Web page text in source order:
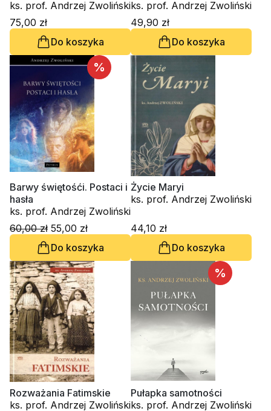
ks. prof. Andrzej Zwoliński
75,00 zł
Do koszyka
przewodnik
ks. prof. Andrzej Zwoliński
49,90 zł
Do koszyka
%
Barwy świętośći. Postaci i
hasła
ks. prof. Andrzej Zwoliński
60,00 zł 55,00 zł
Do koszyka
Życie Maryi
ks. prof. Andrzej Zwoliński
44,10 zł
Do koszyka
Rozważania Fatimskie
ks. prof. Andrzej Zwoliński
%
Pułapka samotności
ks. prof. Andrzej Zwoliński